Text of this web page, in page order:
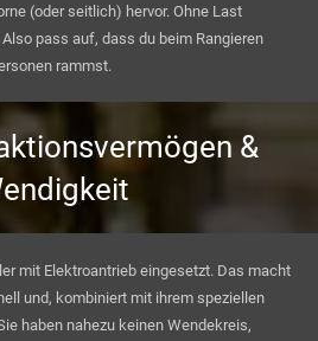
(oder seitlich) hervor. Ohne Last
pass auf, dass du beim Rangieren
rammst.
&
mit Elektroantrieb eingesetzt. Das macht
und, kombiniert mit ihrem speziellen
haben nahezu keinen Wendekreis,